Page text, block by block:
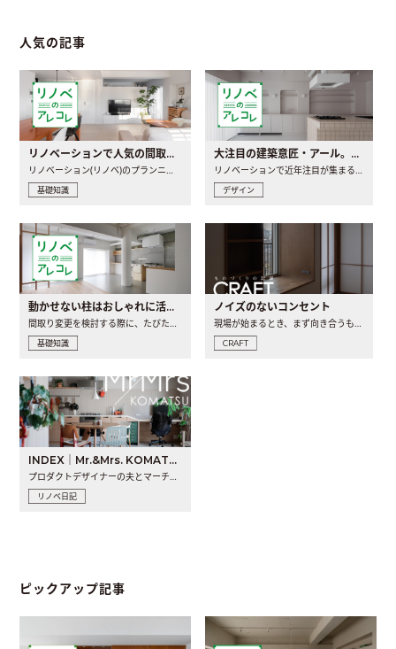
人気の記事
リノベーションで人気の間取りとは？トレンドの間取りと実例を徹底解説
基礎知識
大注目の建築意匠・アール。人気の理由と空間に取り入れるポイント
デザイン
動かせない柱はおしゃれに活用！柱を魅せるリノベーション(リノベ)4選
基礎知識
ノイズのないコンセント
CRAFT
INDEX｜Mr.&Mrs. KOMATSU renovation diary
リノベ日記
ピックアップ記事